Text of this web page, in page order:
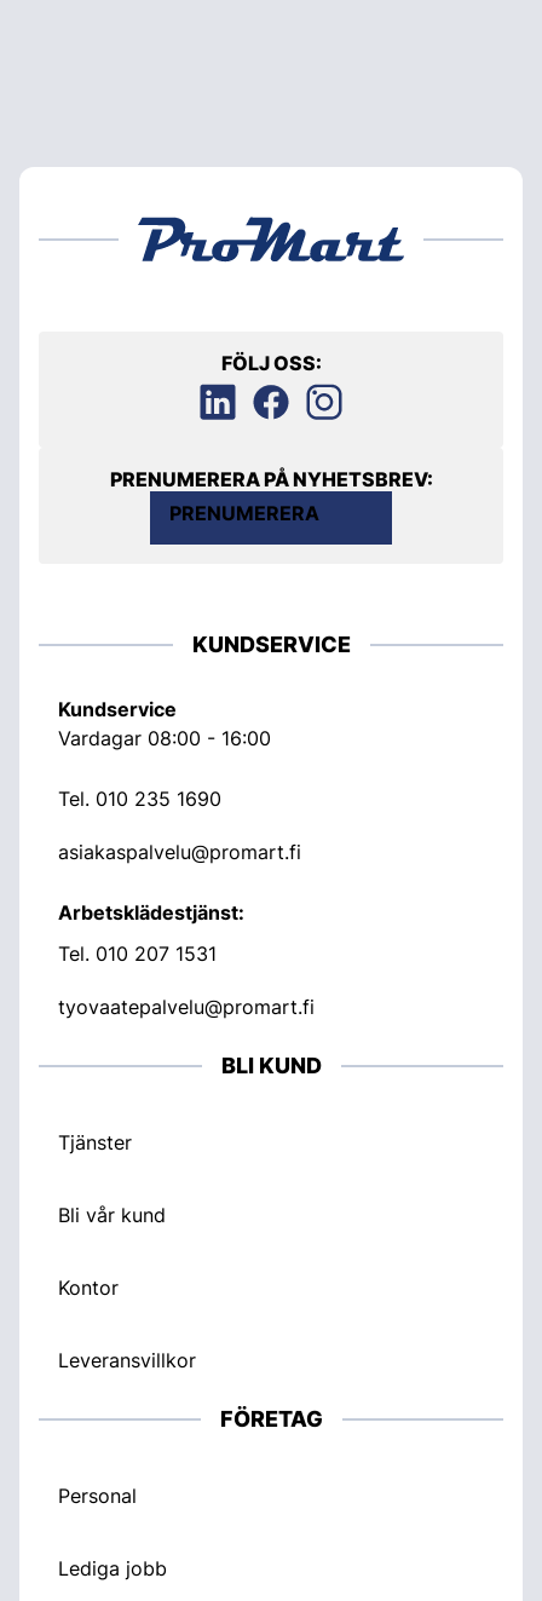
FÖLJ OSS:
PRENUMERERA PÅ NYHETSBREV:
PRENUMERERA
KUNDSERVICE
Kundservice
Vardagar 08:00 - 16:00
Tel. 010 235 1690
asiakaspalvelu@promart.fi
Arbetsklädestjänst:
Tel. 010 207 1531
tyovaatepalvelu@promart.fi
BLI KUND
Tjänster
Bli vår kund
Kontor
Leveransvillkor
FÖRETAG
Personal
Lediga jobb